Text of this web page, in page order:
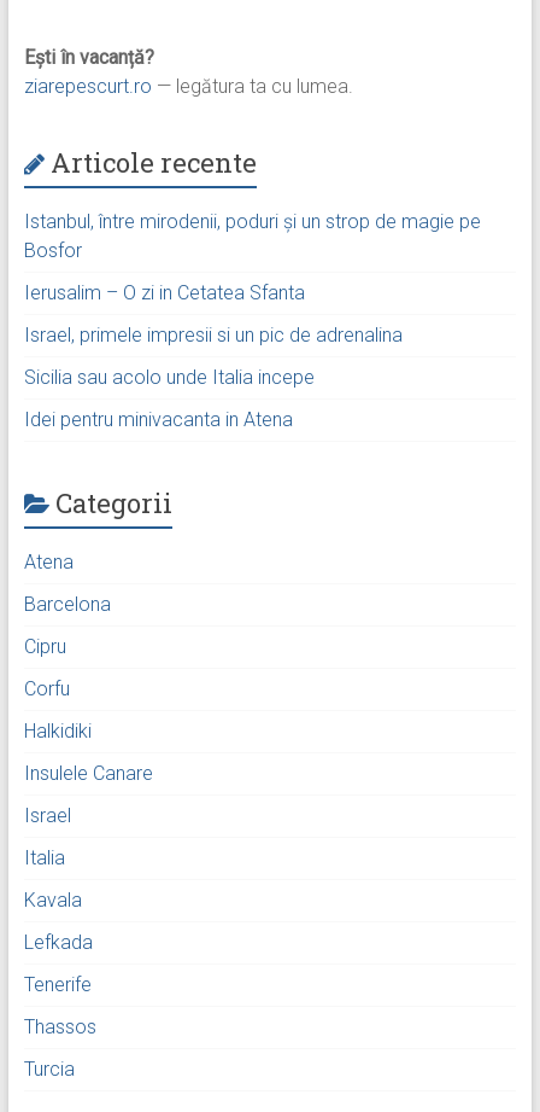
Ești în vacanță?
ziarepescurt.ro — legătura ta cu lumea.
Articole recente
Istanbul, între mirodenii, poduri și un strop de magie pe
Bosfor
Ierusalim – O zi in Cetatea Sfanta
Israel, primele impresii si un pic de adrenalina
Sicilia sau acolo unde Italia incepe
Idei pentru minivacanta in Atena
Categorii
Atena
Barcelona
Cipru
Corfu
Halkidiki
Insulele Canare
Israel
Italia
Kavala
Lefkada
Tenerife
Thassos
Turcia